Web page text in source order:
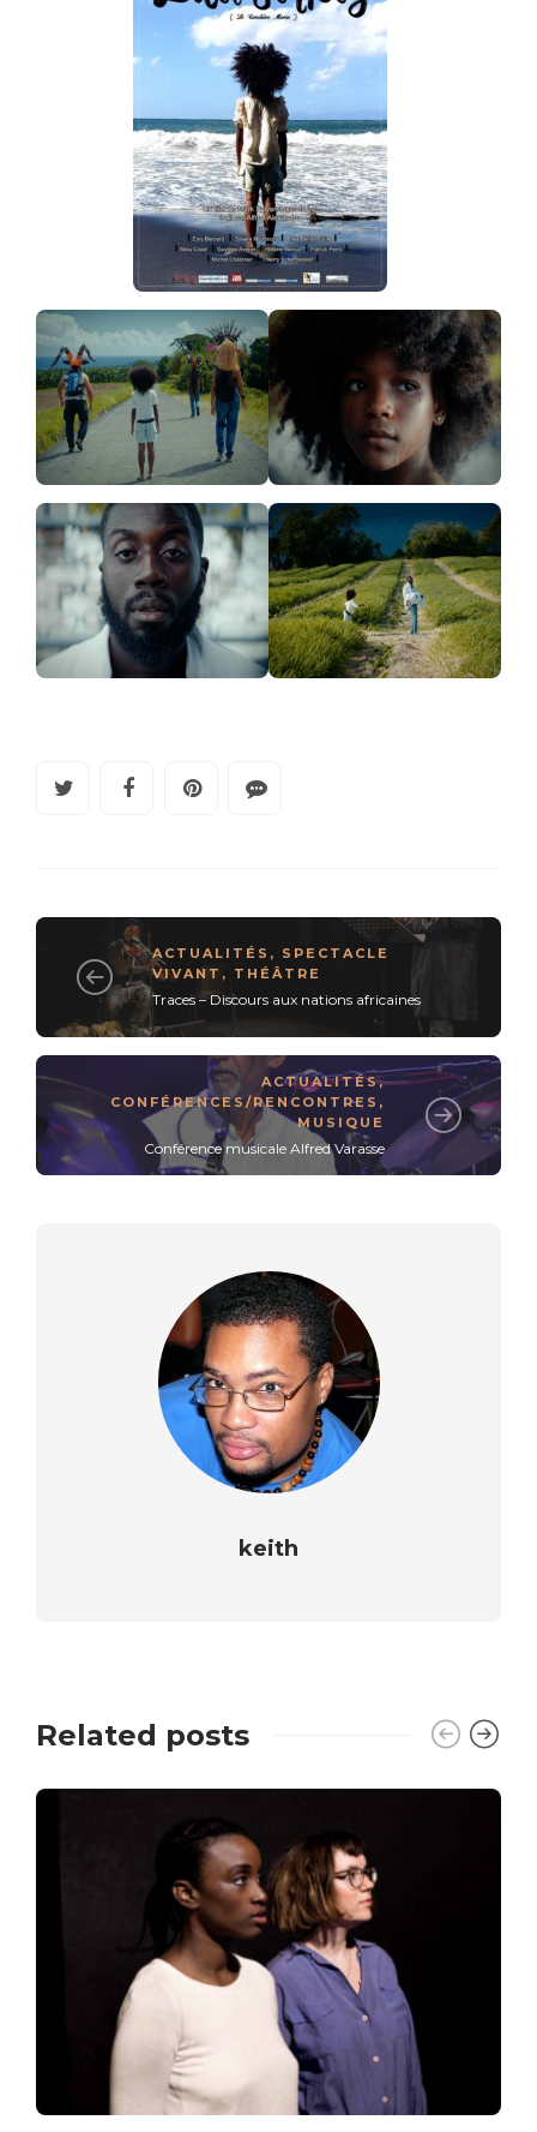
ACTUALITÉS , SPECTACLE
VIVANT , THÉÂTRE
Traces – Discours aux nations africaines
ACTUALITÉS,
CONFÉRENCES/RENCONTRES ,
MUSIQUE
Conférence musicale Alfred Varasse
keith
Related posts